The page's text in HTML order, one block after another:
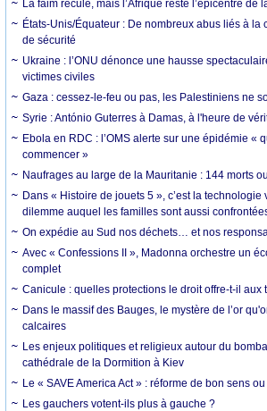
La faim recule, mais l’Afrique reste l’épicentre de
États-Unis/Équateur : De nombreux abus liés à la
de sécurité
Ukraine : l’ONU dénonce une hausse
victimes civiles
Gaza : cessez-le-feu ou pas, les Palestiniens ne
Syrie : António Guterres à Damas, à l'heure de
Ebola en RDC : l’OMS alerte sur une épidémie «
commencer »
Naufrages au large de la Mauritanie : 144 morts
Dans « Histoire de jouets 5 », c’est la technologie
dilemme auquel les familles sont aussi
On expédie au Sud nos déchets… et nos
Avec « Confessions II », Madonna orchestre un
complet
Canicule : quelles protections le droit offre-t-il aux
Dans le massif des Bauges, le mystère de l’or
calcaires
Les enjeux politiques et religieux autour du
cathédrale de la Dormition à Kiev
Le « SAVE America Act » : réforme de bon sens
Les gauchers votent-ils plus à gauche ?